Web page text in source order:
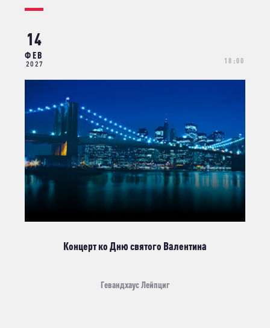
14
ФЕВ
2027 18:00
Концерт ко Дню святого Валентина
Гевандхаус Лейпциг